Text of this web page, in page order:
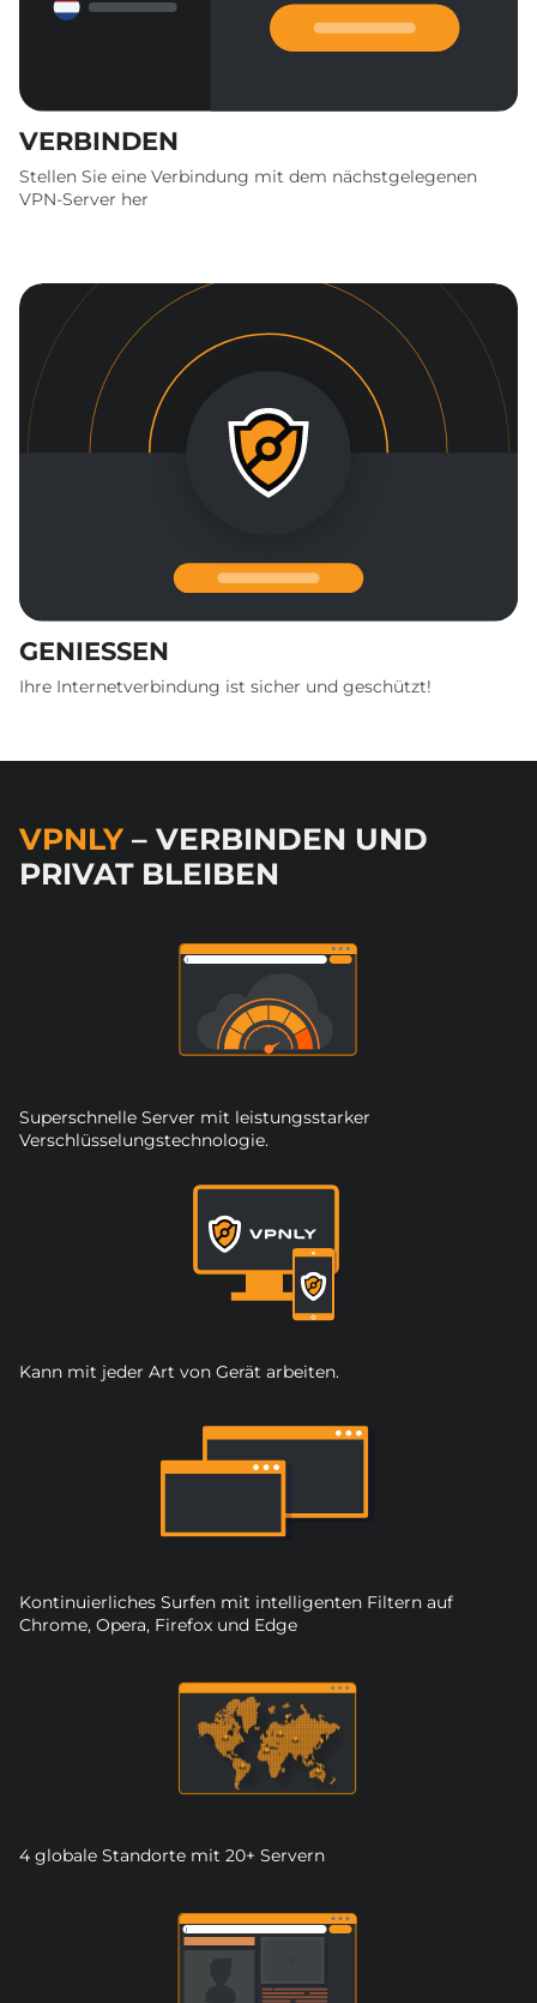
VERBINDEN
Stellen Sie eine Verbindung mit dem nächstgelegenen
VPN-Server her
GENIESSEN
Ihre Internetverbindung ist sicher und geschützt!
VPNLY – VERBINDEN UND
PRIVAT BLEIBEN
Superschnelle Server mit leistungsstarker
Verschlüsselungstechnologie.
Kann mit jeder Art von Gerät arbeiten.
Kontinuierliches Surfen mit intelligenten Filtern auf
Chrome, Opera, Firefox und Edge
4 globale Standorte mit 20+ Servern